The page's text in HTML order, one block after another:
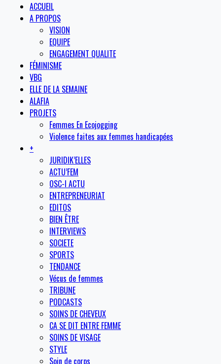
ACCUEIL
A PROPOS
VISION
EQUIPE
ENGAGEMENT QUALITE
FÉMINISME
VBG
ELLE DE LA SEMAINE
ALAFIA
PROJETS
Femmes En Ecojogging
Violence faites aux femmes handicapées
+
JURIDIK’ELLES
ACTU’FEM
OSC-I ACTU
ENTREPRENEURIAT
EDITOS
BIEN ÊTRE
INTERVIEWS
SOCIETE
SPORTS
TENDANCE
Vécus de femmes
TRIBUNE
PODCASTS
SOINS DE CHEVEUX
CA SE DIT ENTRE FEMME
SOINS DE VISAGE
STYLE
Soin de corps